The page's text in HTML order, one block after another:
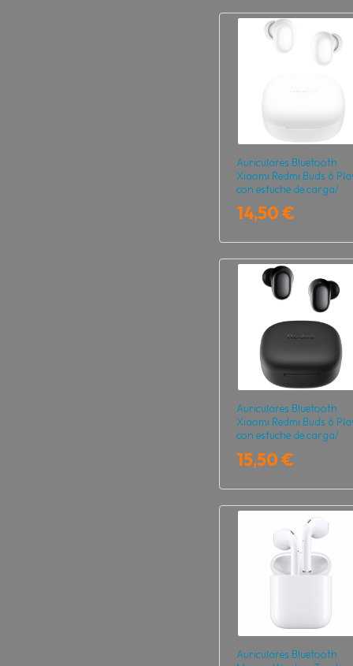
Auriculares Bluetooth
Xiaomi Redmi Buds 6
con estuche de carga/
14,50 €
Auriculares Bluetooth
Xiaomi Redmi Buds 6
con estuche de carga/
15,50 €
Auriculares Bluetooth